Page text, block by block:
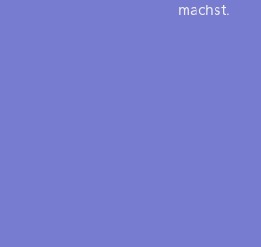
machst.